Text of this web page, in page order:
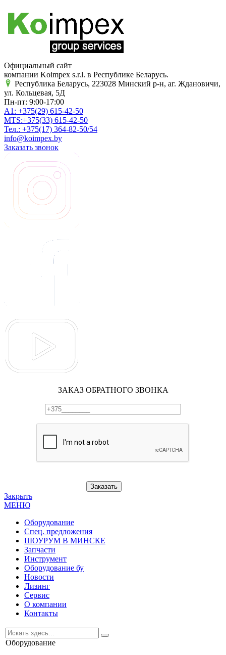
Официальный сайт
компании Koimpex s.r.l. в Республике Беларусь.
Республика Беларусь, 223028 Минский р-н, аг. Ждановичи,
ул. Кольцевая, 5Д
Пн-пт: 9:00-17:00
A1: +375(29) 615-42-50
MTS:+375(33) 615-42-50
Тел.: +375(17) 364-82-50/54
info@koimpex.by
Заказать звонок
ЗАКАЗ ОБРАТНОГО ЗВОНКА
Заказать
Закрыть
МЕНЮ
Оборудование
Спец. предложения
ШОУРУМ В МИНСКЕ
Запчасти
Инструмент
Оборудование бу
Новости
Лизинг
Сервис
О компании
Контакты
Оборудование